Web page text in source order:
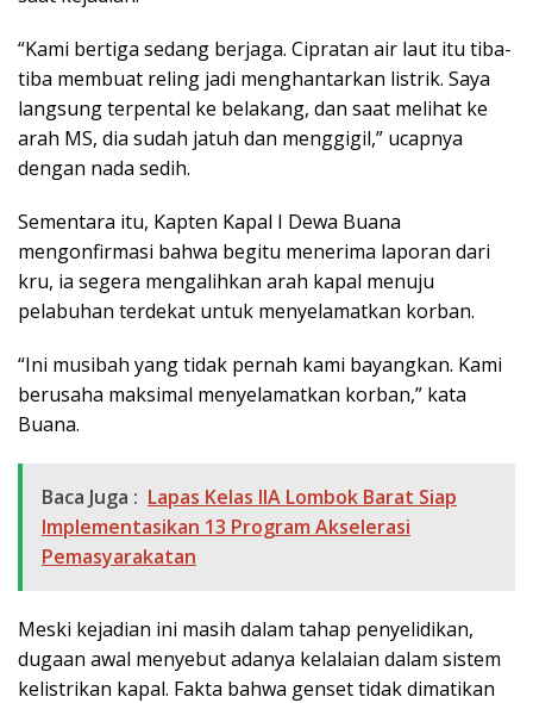
“Kami bertiga sedang berjaga. Cipratan air laut itu tiba-
tiba membuat reling jadi menghantarkan listrik. Saya
langsung terpental ke belakang, dan saat melihat ke
arah MS, dia sudah jatuh dan menggigil,” ucapnya
dengan nada sedih.
Sementara itu, Kapten Kapal I Dewa Buana
mengonfirmasi bahwa begitu menerima laporan dari
kru, ia segera mengalihkan arah kapal menuju
pelabuhan terdekat untuk menyelamatkan korban.
“Ini musibah yang tidak pernah kami bayangkan. Kami
berusaha maksimal menyelamatkan korban,” kata
Buana.
Baca Juga : Lapas Kelas IIA Lombok Barat Siap
Implementasikan 13 Program Akselerasi
Pemasyarakatan
Meski kejadian ini masih dalam tahap penyelidikan,
dugaan awal menyebut adanya kelalaian dalam sistem
kelistrikan kapal. Fakta bahwa genset tidak dimatikan